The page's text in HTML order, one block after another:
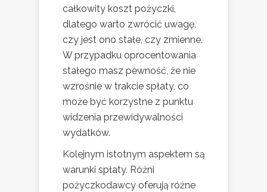
całkowity koszt pożyczki,
dlatego warto zwrócić uwagę,
czy jest ono stałe, czy zmienne.
W przypadku oprocentowania
stałego masz pewność, że nie
wzrośnie w trakcie spłaty, co
może być korzystne z punktu
widzenia przewidywalności
wydatków.
Kolejnym istotnym aspektem są
warunki spłaty. Różni
pożyczkodawcy oferują różne